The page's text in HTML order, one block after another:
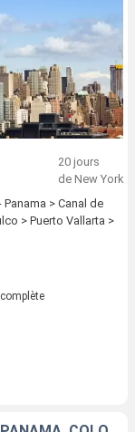
20 jours
de New York
Panama > Canal de
> Puerto Vallarta >